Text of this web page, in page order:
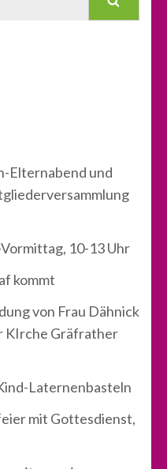
Elternabend und
10-13 Uhr
kommt
von Frau Dähnick
KIrche Gräfrather
Laternenbasteln
mit Gottesdienst,